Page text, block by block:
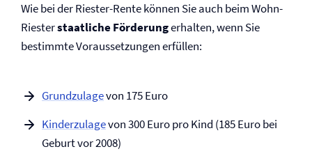
Wie bei der Riester-Rente können Sie auch beim Wohn-
Riesterstaatliche Förderungerhalten, wenn Sie
bestimmte Voraussetzungen erfüllen:
Grundzulagevon 175 Euro
Kinderzulagevon 300 Euro pro Kind (185 Euro bei
Geburt vor 2008)